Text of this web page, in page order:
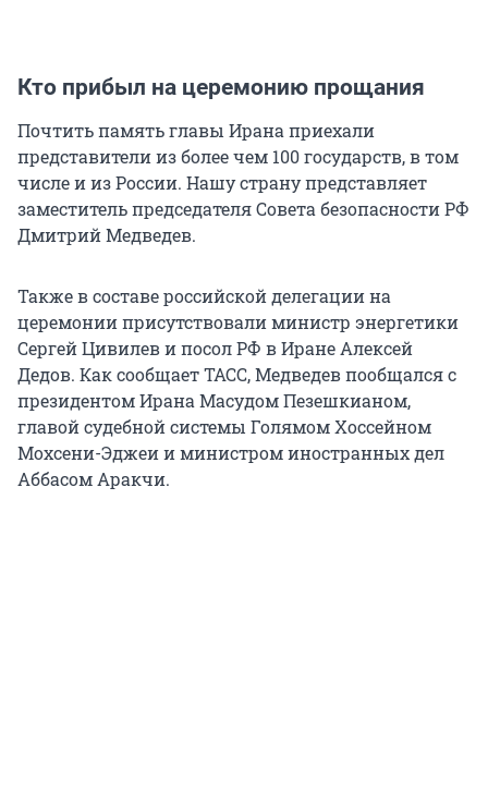
Кто прибыл на церемонию прощания
Почтить память главы Ирана приехали
представители из более чем 100 государств, в том
числе и из России. Нашу страну представляет
заместитель председателя Совета безопасности РФ
Дмитрий Медведев.
Также в составе российской делегации на
церемонии присутствовали министр энергетики
Сергей Цивилев и посол РФ в Иране Алексей
Дедов. Как сообщает ТАСС, Медведев пообщался с
президентом Ирана Масудом Пезешкианом,
главой судебной системы Голямом Хоссейном
Мохсени-Эджеи и министром иностранных дел
Аббасом Аракчи.